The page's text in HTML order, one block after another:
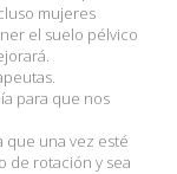
mujeres
el suelo pélvico
para que nos
que una vez esté
de rotación y sea